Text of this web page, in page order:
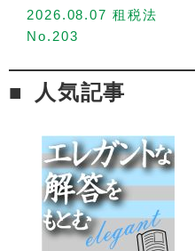
2026.08.07 租税法
No.203
人気記事